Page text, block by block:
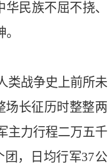
民族不屈不挠、
类战争史上前所未
场长征历时整整两
主力行程二万五千
团，日均行军37公